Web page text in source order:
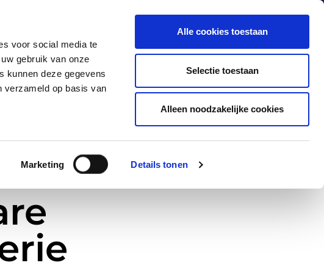
voor social media te
gebruik van onze
kunnen deze gegevens
verzameld op basis van
Marketing Details tonen
Alle cookies toestaan
Selectie toestaan
Alleen noodzakelijke cookies
Merken Producten